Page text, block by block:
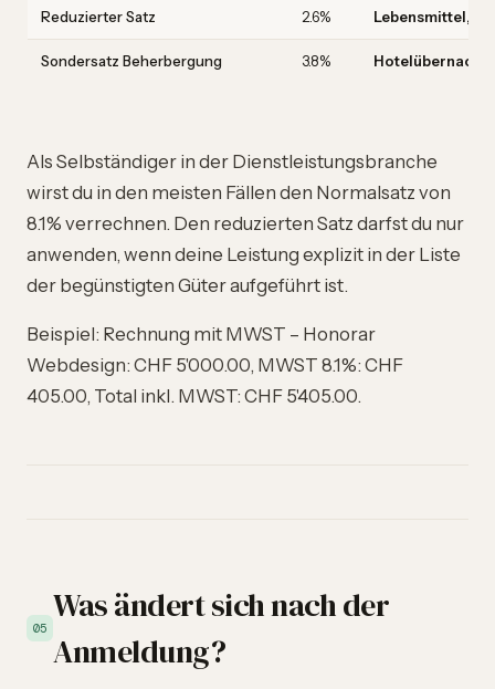
Reduzierter Satz 2.6% Lebensmittel,
Sondersatz Beherbergung 3.8%
Als Selbständiger in der Dienstleistungsbranche
wirst du in den meisten Fällen den Normalsatz von
8.1% verrechnen. Den reduzierten Satz darfst du nur
anwenden, wenn deine Leistung explizit in der Liste
der begünstigten Güter aufgeführt ist.
Beispiel: Rechnung mit MWST – Honorar
Webdesign: CHF 5'000.00, MWST 8.1%: CHF
405.00, Total inkl. MWST: CHF 5'405.00.
05
Was ändert sich nach der
Anmeldung?